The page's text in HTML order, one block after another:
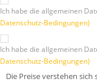
Ich habe die allgemeinen
Datenschutz-Bedingungen)
Ich habe die allgemeinen
Datenschutz-Bedingungen)
Die Preise verstehen